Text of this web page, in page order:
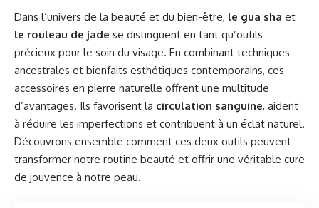
Dans l’univers de la beauté et du bien-être, le gua sha et
le rouleau de jade se distinguent en tant qu’outils
précieux pour le soin du visage. En combinant techniques
ancestrales et bienfaits esthétiques contemporains, ces
accessoires en pierre naturelle offrent une multitude
d’avantages. Ils favorisent la circulation sanguine, aident
à réduire les imperfections et contribuent à un éclat naturel.
Découvrons ensemble comment ces deux outils peuvent
transformer notre routine beauté et offrir une véritable cure
de jouvence à notre peau.